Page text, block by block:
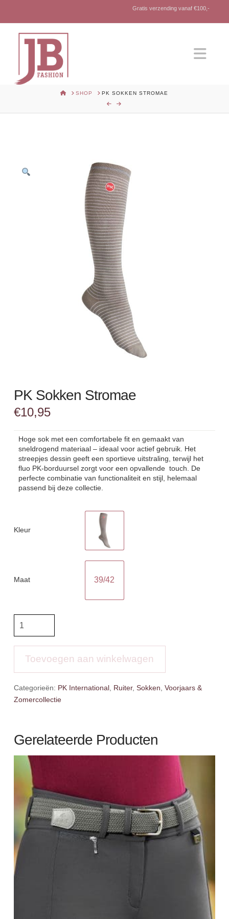
Gratis verzending vanaf €100,-
HOMESHOP PK SOKKEN STROMAE
PK Sokken Stromae
€10,95
Hoge sok met een comfortabele fit en gemaakt van
sneldrogend materiaal – ideaal voor actief gebruik. Het
streepjes dessin geeft een sportieve uitstraling, terwijl het
fluo PK-borduursel zorgt voor een opvallende touch. De
perfecte combinatie van functionaliteit en stijl, helemaal
passend bij deze collectie.
Kleur
Maat 39/42
aantalToevoegen aan winkelwagen
Categorieën: PK International, Ruiter, Sokken Voorjaars &
Zomercollectie
Gerelateerde Producten